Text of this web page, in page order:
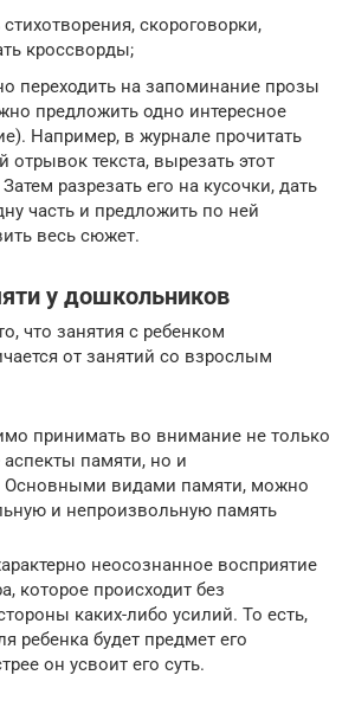
стихотворения, скороговорки,
кроссворды;
переходить на запоминание прозы
предложить одно интересное
Например, в журнале прочитать
отрывок текста, вырезать этот
разрезать его на кусочки, дать
часть и предложить по ней
весь сюжет.
у дошкольников
что занятия с ребенком
от занятий со взрослым
принимать во внимание не только
памяти, но и
Основными видами памяти, можно
и непроизвольную память
неосознанное восприятие
которое происходит без
каких-либо усилий. То есть,
ребенка будет предмет его
он усвоит его суть.